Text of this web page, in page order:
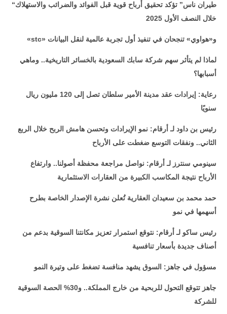
“طيران ناس” تؤكد تحقيق أرباح قوية قبل الفوائد والضرائب والاستهلاك
خلال النصف الأول 2025
«stc » و«هواوي» تنجحان في تنفيذ أول تجربة عالمية لنقل البيانات
لماذا لم يتأثر سهم شركة سابك السعودية بالخسائر التاريخية.. وماهي
أسبابها؟
رعاية: إيرادات عقد مدينة الأمير سلطان تصل إلى 120 مليون ريال
سنويًا
رئيس بن داود لـ أرقام: نمو الإيرادات وتحسن هامش الربح خلال الربع
الثاني.. ونفقات التوسع ضغطت على الأرباح
سينومي سنترز لـ أرقام: نواصل مراجعة محفظة أصولنا.. وارتفاع
الأرباح نتيجة المكاسب الكبيرة من العقارات الاستثمارية
حمد محمد بن سعيدان العقارية تُعلن نشرة الإصدار الخاصة بطرح
أسهمها في نمو
رئيس ساكو لـ أرقام: نتوقع استمرار تعزيز مكانتنا السوقية بدعم من
أصناف جديدة بأسعار تنافسية
مسؤول في جاهز: السوق يشهد منافسة تضغط على وتيرة النمو
جاهز تتوقع التحول للربحية من خارج المملكة.. و30% الحصة السوقية
للشركة